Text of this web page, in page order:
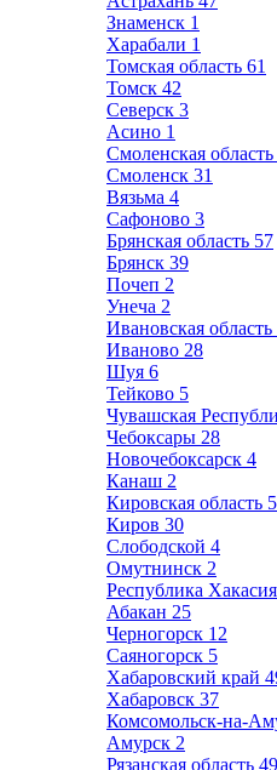
Знаменск 1
Харабали 1
Томская область 61
Томск 42
Северск 3
Асино 1
Смоленская область
Смоленск 31
Вязьма 4
Сафоново 3
Брянская область 57
Брянск 39
Почеп 2
Унеча 2
Ивановская область
Иваново 28
Шуя 6
Тейково 5
Чувашская
Чебоксары 28
Новочебоксарск 4
Канаш 2
Кировская область
Киров 30
Слободской 4
Омутнинск 2
Республика Хакасия
Абакан 25
Черногорск 12
Саяногорск 5
Хабаровский край
Хабаровск 37
Комсомольск-на-
Амурск 2
Рязанская область 49